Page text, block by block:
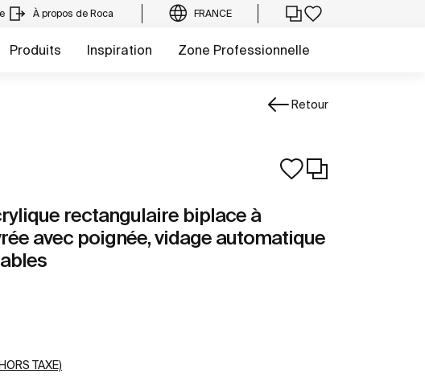
À propos de Roca FRANCE
Produits Inspiration Zone Professionnelle
Retour
rectangulaire biplace à
avec poignée, vidage automatique
TAXE)